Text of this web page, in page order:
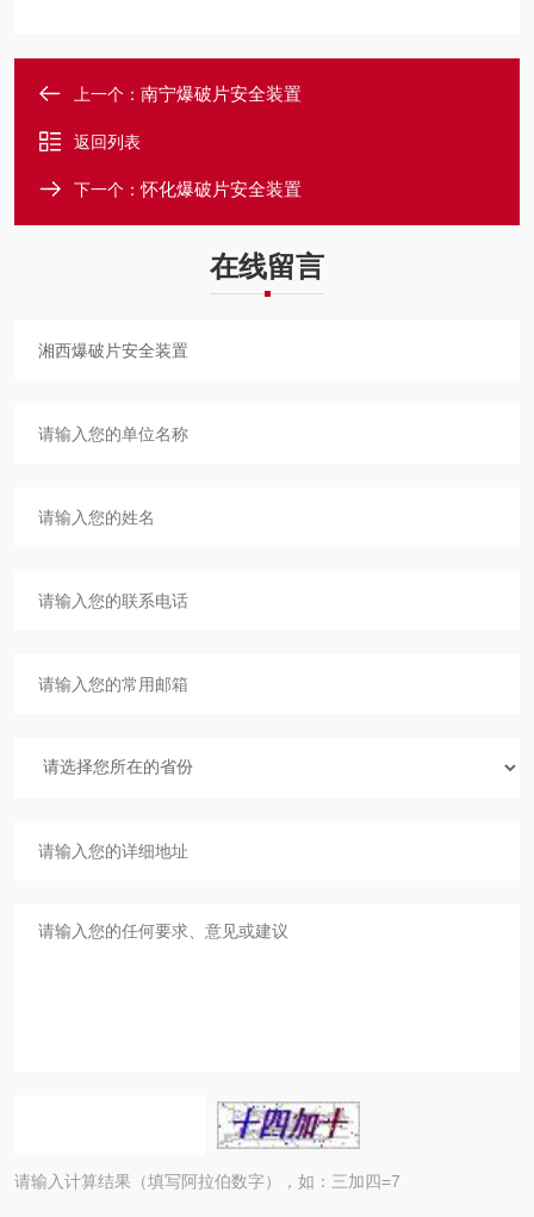
上一个： 南宁爆破片安全装置
返回列表
下一个：怀化爆破片安全装置
在线留言
请输入计算结果（填写阿拉伯数字），如：三加四=7